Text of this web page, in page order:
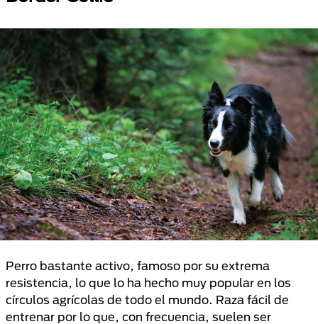
Perro bastante activo, famoso por su extrema
resistencia, lo que lo ha hecho muy popular en los
círculos agrícolas de todo el mundo. Raza fácil de
entrenar por lo que, con frecuencia, suelen ser